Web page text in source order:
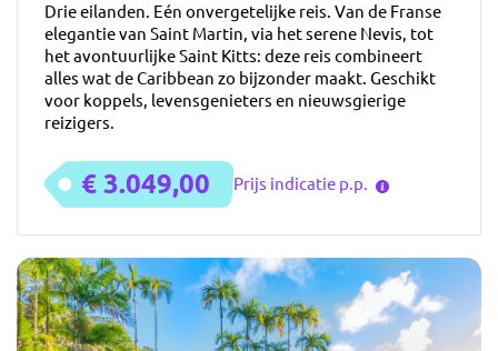
Drie eilanden. Eén onvergetelijke reis. Van de Franse
elegantie van Saint Martin, via het serene Nevis, tot
het avontuurlijke Saint Kitts: deze reis combineert
alles wat de Caribbean zo bijzonder maakt. Geschikt
voor koppels, levensgenieters en nieuwsgierige
reizigers.
€ 3.049,00 Prijs indicatie p.p.